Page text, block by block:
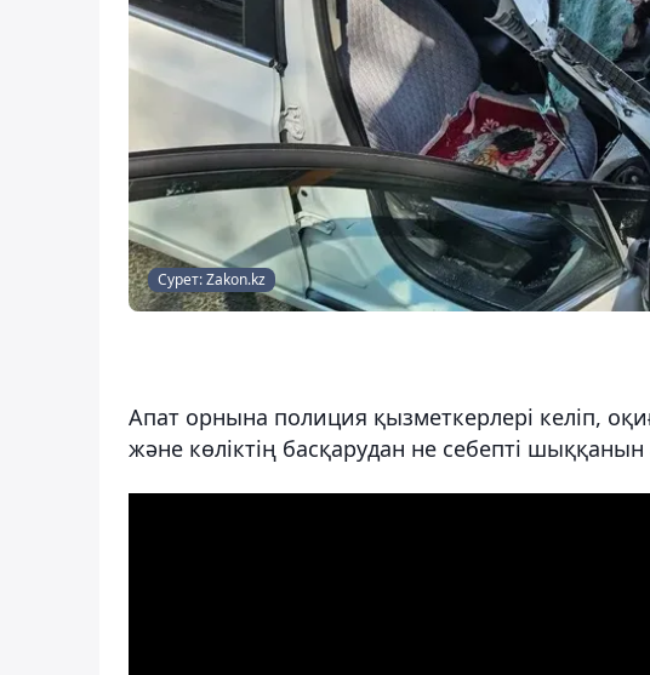
Сурет: Zakon.kz
Апат орнына полиция қызметкерлері келіп,
және көліктің басқарудан не себепті